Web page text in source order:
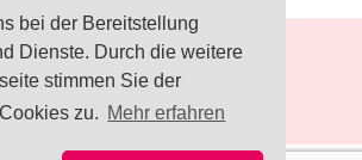
bei der Bereitstellung
Dienste. Durch die weitere
stimmen Sie der
zu. Mehr erfahren
IMPRESSUM